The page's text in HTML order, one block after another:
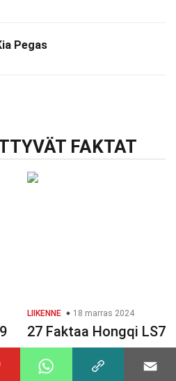
Pegas
FAKTAT
LIIKENNE 18 marras 2024
27 Faktaa Hongqi LS7